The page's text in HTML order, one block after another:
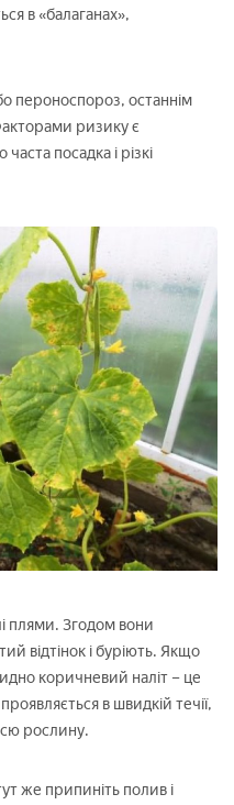
в «балаганах»,
пероноспороз, останнім
ризику є
посадка і різкі
плями. Згодом вони
відтінок і буріють. Якщо
коричневий наліт – це
в швидкій течії,
рослину.
же припиніть полив і